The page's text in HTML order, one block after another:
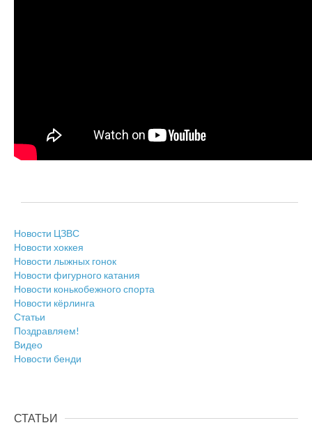
Новости ЦЗВС
Новости хоккея
Новости лыжных гонок
Новости фигурного катания
Новости конькобежного спорта
Новости кёрлинга
Статьи
Поздравляем!
Видео
Новости бенди
СТАТЬИ